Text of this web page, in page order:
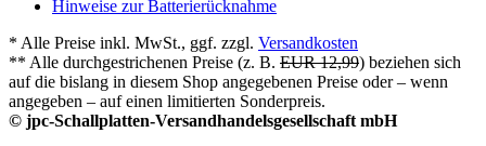
Hinweise zur Batterierücknahme
* Alle Preise inkl. MwSt., ggf. zzgl. Versandkosten
** Alle durchgestrichenen Preise (z. B. EUR 12,99) beziehen sich
auf die bislang in diesem Shop angegebenen Preise oder – wenn
angegeben – auf einen limitierten Sonderpreis.
© jpc-Schallplatten-Versandhandelsgesellschaft mbH